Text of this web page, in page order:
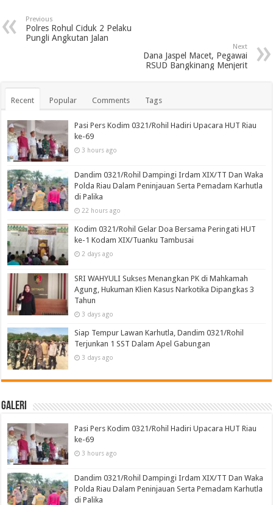
Previous
Polres Rohul Ciduk 2 Pelaku
Pungli Angkutan Jalan
Next
Dana Jaspel Macet, Pegawai
RSUD Bangkinang Menjerit
Recent Popular Comments Tags
Pasi Pers Kodim 0321/Rohil Hadiri Upacara HUT Riau
ke-69
3 hours ago
Dandim 0321/Rohil Dampingi Irdam XIX/TT Dan Waka
Polda Riau Dalam Peninjauan Serta Pemadam Karhutla
di Palika
22 hours ago
Kodim 0321/Rohil Gelar Doa Bersama Peringati HUT
ke-1 Kodam XIX/Tuanku Tambusai
2 days ago
SRI WAHYULI Sukses Menangkan PK di Mahkamah
Agung, Hukuman Klien Kasus Narkotika Dipangkas 3
Tahun
3 days ago
Siap Tempur Lawan Karhutla, Dandim 0321/Rohil
Terjunkan 1 SST Dalam Apel Gabungan
3 days ago
Galeri
Pasi Pers Kodim 0321/Rohil Hadiri Upacara HUT Riau
ke-69
3 hours ago
Dandim 0321/Rohil Dampingi Irdam XIX/TT Dan Waka
Polda Riau Dalam Peninjauan Serta Pemadam Karhutla
di Palika